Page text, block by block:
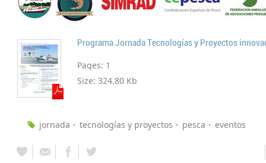
Pages: 1
Size: 324.80 Kb
jornada tecnologías y proyectos pesca eventos